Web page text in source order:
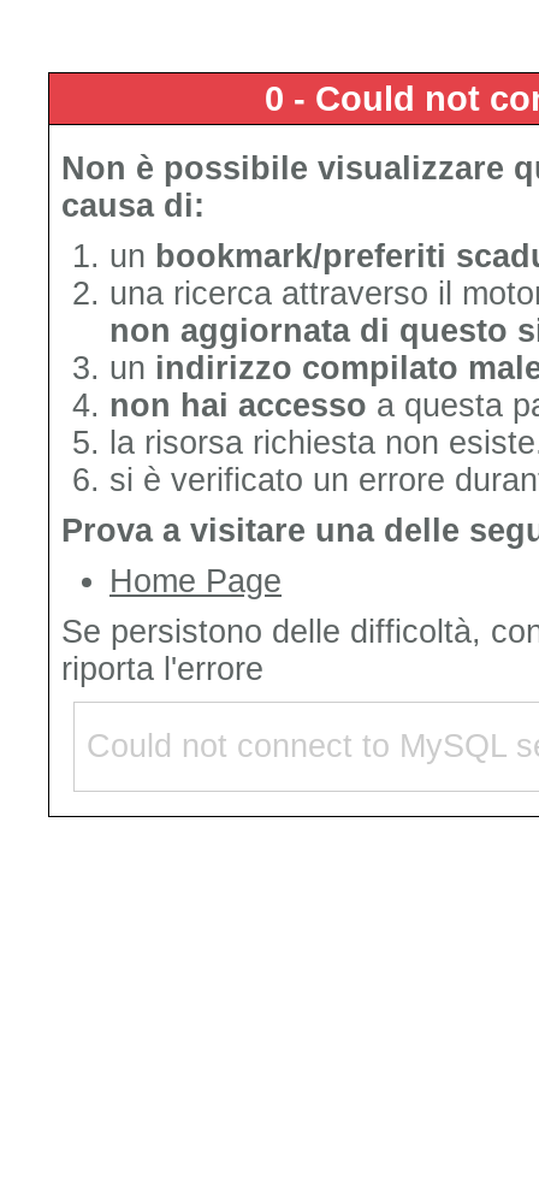
0 - Could not
Non è possibile visualizzare
causa di:
un bookmark/preferiti
una ricerca attraverso il
non aggiornata di questo
un indirizzo compilato
non hai accesso a questa
la risorsa richiesta non
si è verificato un errore
Prova a visitare una delle
Home Page
Se persistono delle difficoltà,
riporta l'errore
Could not connect to MySQL